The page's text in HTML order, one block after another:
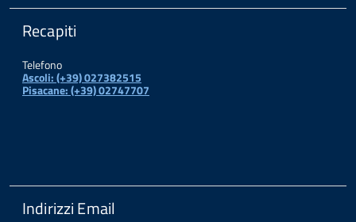
Recapiti
Telefono
Ascoli: (+39) 027382515
Pisacane: (+39) 02747707
Indirizzi Email